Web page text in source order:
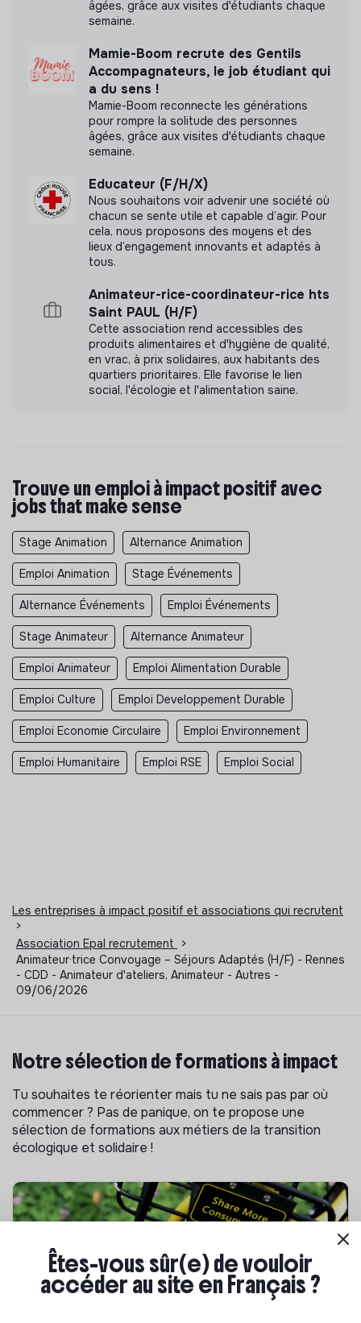
âgées, grâce aux visites d'étudiants chaque
semaine.
Mamie-Boom recrute des Gentils
Accompagnateurs, le job étudiant qui
a du sens !
Mamie-Boom reconnecte les générations
pour rompre la solitude des personnes
âgées, grâce aux visites d'étudiants chaque
semaine.
Educateur (F/H/X)
Nous souhaitons voir advenir une société où
chacun se sente utile et capable d’agir. Pour
cela, nous proposons des moyens et des
lieux d’engagement innovants et adaptés à
tous.
Animateur-rice-coordinateur-rice hts
Saint PAUL (H/F)
Cette association rend accessibles des
produits alimentaires et d'hygiène de qualité,
en vrac, à prix solidaires, aux habitants des
quartiers prioritaires. Elle favorise le lien
social, l'écologie et l'alimentation saine.
Trouve un emploi à impact positif avec
jobs that make sense
Stage Animation Alternance Animation
Emploi Animation Stage Événements
Alternance Événements Emploi Événements
Stage Animateur Alternance Animateur
Emploi Animateur Emploi Alimentation Durable
Emploi Culture Emploi Developpement Durable
Emploi Economie Circulaire Emploi Environnement
Emploi Humanitaire Emploi RSE Emploi Social
Les entreprises à impact positif et associations qui recrutent
>
Association Epal recrutement
>
Animateur·trice Convoyage – Séjours Adaptés (H/F) - Rennes
- CDD - Animateur d'ateliers, Animateur - Autres -
09/06/2026
Notre sélection de formations à impact
Tu souhaites te réorienter mais tu ne sais pas par où
commencer ? Pas de panique, on te propose une
sélection de formations aux métiers de la transition
écologique et solidaire !
Êtes-vous sûr(e) de vouloir
accéder au site en Français ?